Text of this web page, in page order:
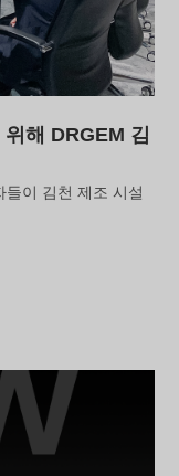
해 DRGEM 김
이 김천 제조 시설